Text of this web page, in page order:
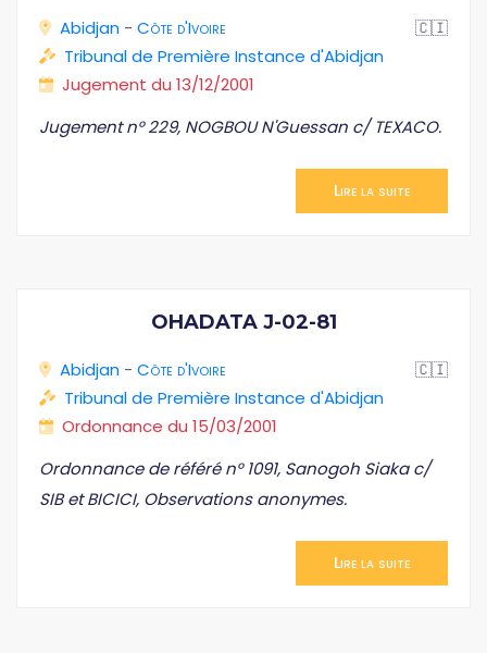
Abidjan - Côte d'Ivoire
🇨🇮
Tribunal de Première Instance d'Abidjan
Jugement du 13/12/2001
Jugement n° 229, NOGBOU N'Guessan c/ TEXACO.
Lire la suite
OHADATA J-02-81
Abidjan - Côte d'Ivoire
🇨🇮
Tribunal de Première Instance d'Abidjan
Ordonnance du 15/03/2001
Ordonnance de référé n° 1091, Sanogoh Siaka c/
SIB et BICICI, Observations anonymes.
Lire la suite